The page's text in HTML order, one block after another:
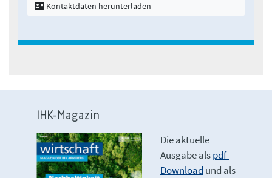
Kontaktdaten herunterladen
IHK-Magazin
Die aktuelle
Ausgabe alspdf-
Download und als